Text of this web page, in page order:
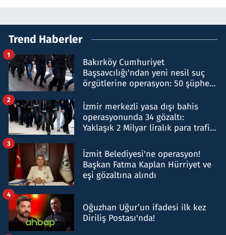
Trend Haberler
Bakırköy Cumhuriyet
Başsavcılığı'ndan yeni nesil suç
örgütlerine operasyon: 50 şüpheli
1
İzmir merkezli yasa dışı bahis
operasyonunda 34 gözaltı:
Yaklaşık 2 Milyar liralık para trafiği
2
İzmit Belediyesi'ne operasyon!
Başkan Fatma Kaplan Hürriyet ve
eşi gözaltına alındı
3
Oğuzhan Uğur’un ifadesi ilk kez
Diriliş Postası'nda!
4